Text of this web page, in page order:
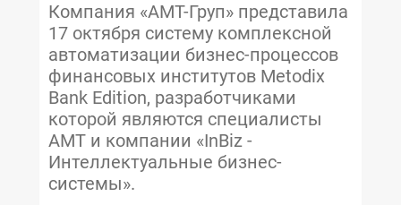
Компания «AMT-Груп» представила
17 октября систему комплексной
автоматизации бизнес-процессов
финансовых институтов Metodix
Bank Edition, разработчиками
которой являются специалисты
AMT и компании «InBiz -
Интеллектуальные бизнес-
системы».